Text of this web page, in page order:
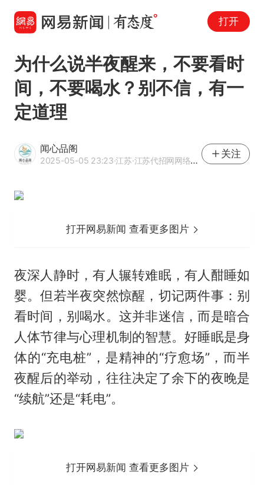
打开
为什么说半夜醒来，不要看时
间，不要喝水？别不信，有一
定道理
闻心品阁
2025-05-05 23:23·江苏·江苏代招网网络科技有限公司招聘总监
关注
打开网易新闻 查看更多图片
夜深人静时，有人辗转难眠，有人酣睡如
婴。但若半夜突然惊醒，切记两件事：别
看时间，别喝水。这并非迷信，而是暗合
人体节律与心理机制的智慧。好睡眠是身
体的“充电桩”，是精神的“疗愈场”，而半
夜醒后的举动，往往决定了余下的夜晚是
“续航”还是“耗电”。
打开网易新闻 查看更多图片